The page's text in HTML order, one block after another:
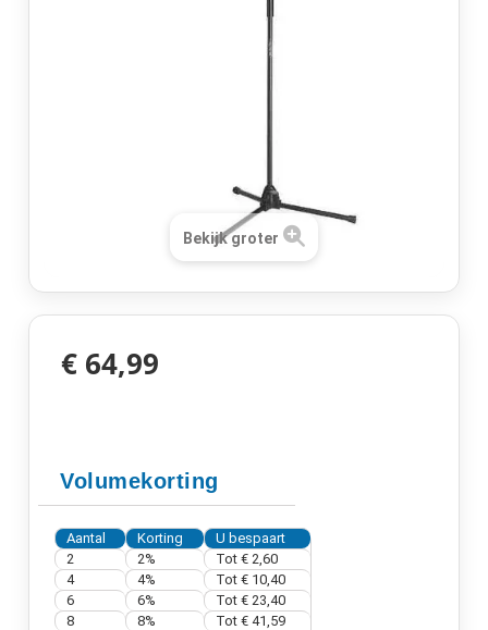
Bekijk groter
€ 64,99
Volumekorting
Aantal Korting
U bespaart
2
2% Tot € 2,60
4
4% Tot € 10,40
6
6% Tot € 23,40
8
8% Tot € 41,59